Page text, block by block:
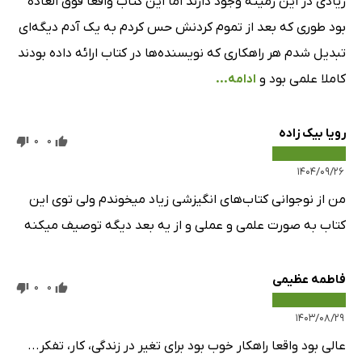
بود طوری که بعد از تموم کردنش حس کردم به یک آدم دیگه‌ای
تبدیل شدم هر راهکاری که نویسنده‌ها در کتاب ارائه داده بودند
کاملا علمی بود و ادامه...
رویا بیک زاده
۱۴۰۴/۰۹/۲۶
0
0
من از نوجوانی کتاب‌های انگیزشی زیاد میخوندم ولی توی این
کتاب به صورت علمی و عملی و از یه بعد دیگه توصیف میکنه
فاطمه عظیمی
۱۴۰۳/۰۸/۲۹
0
0
عالی بود واقعا راهکار خوب بود برای تغیر در زندگی، کار، تفکر...